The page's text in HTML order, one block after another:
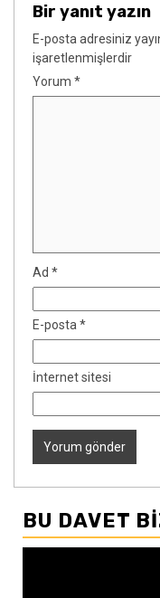
Bir yanıt yazın
E-posta adresiniz
işaretlenmişlerdir
Yorum *
Ad *
E-posta *
İnternet sitesi
BU DAVET